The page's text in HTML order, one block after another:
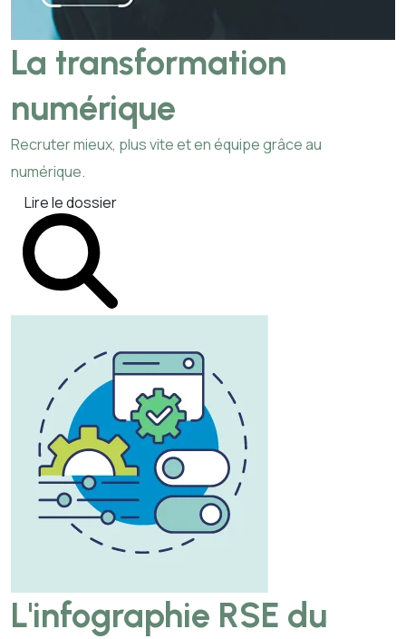
La transformation
numérique
Recruter mieux, plus vite et en équipe grâce au
numérique.
Lire le dossier
L'infographie RSE du